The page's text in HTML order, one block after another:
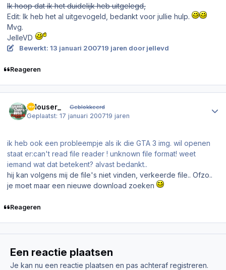
Ik hoop dat ik het duidelijk heb uitgelegd,
Edit: Ik heb het al uitgevogeld, bedankt voor jullie hulp.
Mvg.
JelleVD
Bewerkt: 13 januari 200719 jaren door jellevd
Reageren
_Mouser_ Geblokkeerd
Geplaatst:17 januari 200719 jaren
ik heb ook een probleempje als ik die GTA 3 img. wil openen
staat er:can't read file reader ! unknown file format! weet
iemand wat dat betekent? alvast bedankt..
hij kan volgens mij de file's niet vinden, verkeerde file.. Ofzo..
je moet maar een nieuwe download zoeken
Reageren
Een reactie plaatsen
Je kan nu een reactie plaatsen en pas achteraf registreren.